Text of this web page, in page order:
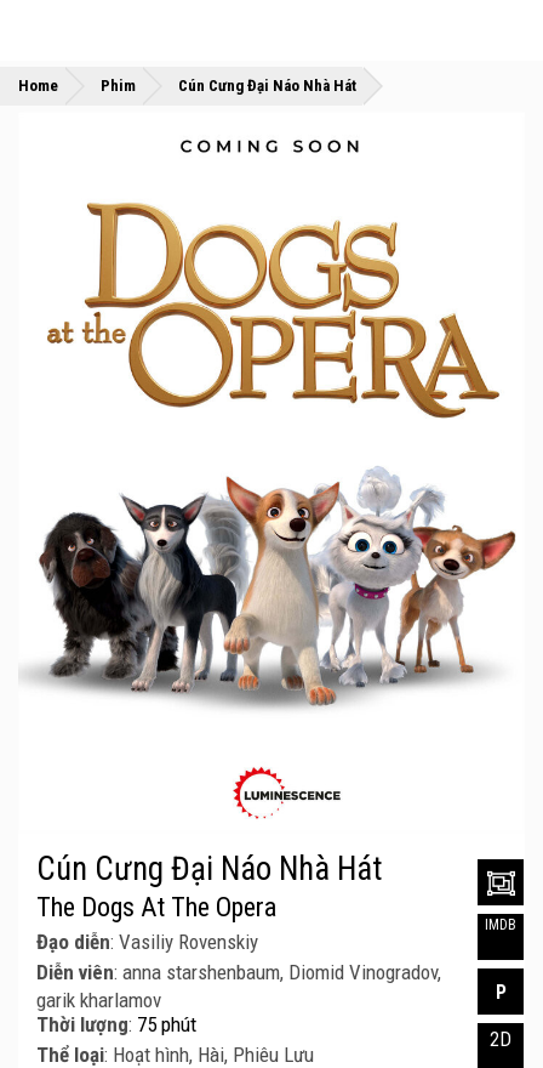
Home »
Phim »
Cún Cưng Đại Náo Nhà Hát
Cún Cưng Đại Náo Nhà Hát
The Dogs At The Opera
Đạo diễn: Vasiliy Rovenskiy
Diễn viên: anna starshenbaum, Diomid Vinogradov,
garik kharlamov
Thời lượng: 75 phút
Thể loại: Hoạt hình, Hài, Phiêu Lưu
IMDB
P
2D